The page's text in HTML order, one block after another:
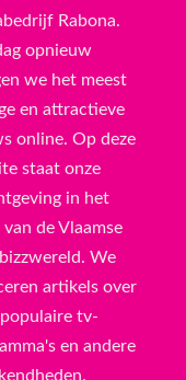
Rabona.
opnieuw
we het meest
en attractieve
online. Op deze
staat onze
in het
de Vlaamse
We
artikels over
populaire tv-
en andere